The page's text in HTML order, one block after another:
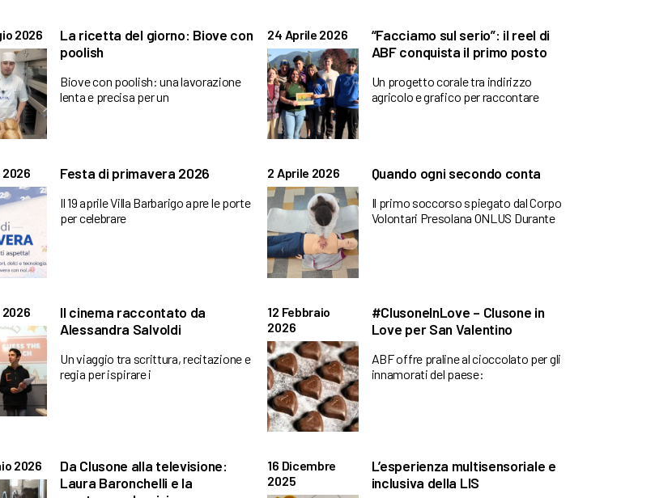
2026
La ricetta del giorno: Biove con
poolish
Biove con poolish: una lavorazione
lenta e precisa per un
24 Aprile 2026
“Facciamo sul serio”: il reel di
ABF conquista il primo posto
Un progetto corale tra indirizzo
agricolo e grafico per raccontare
2026 Festa di primavera 2026
Il 19 aprile Villa Barbarigo apre le porte
per celebrare
2 Aprile 2026 Quando ogni secondo conta
Il primo soccorso spiegato dal Corpo
Volontari Presolana ONLUS Durante
2026
Il cinema raccontato da
Alessandra Salvoldi
Un viaggio tra scrittura, recitazione e
regia per ispirare i
12 Febbraio
2026
#ClusoneInLove – Clusone in
Love per San Valentino
ABF offre praline al cioccolato per gli
innamorati del paese:
2026
Da Clusone alla televisione:
Laura Baronchelli e la
16 Dicembre
2025
L’esperienza multisensoriale e
inclusiva della LIS